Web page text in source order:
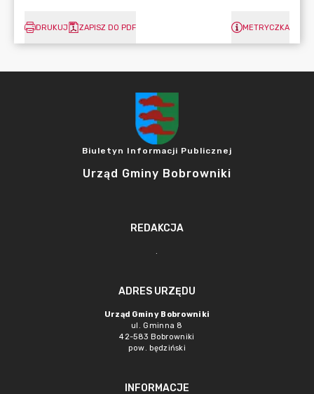
DRUKUJ ZAPISZ DO PDF METRYCZKA
Biuletyn Informacji Publicznej
Urząd Gminy Bobrowniki
REDAKCJA
.
ADRES URZĘDU
Urząd Gminy Bobrowniki
ul. Gminna 8
42-583 Bobrowniki
pow. będziński
INFORMACJE